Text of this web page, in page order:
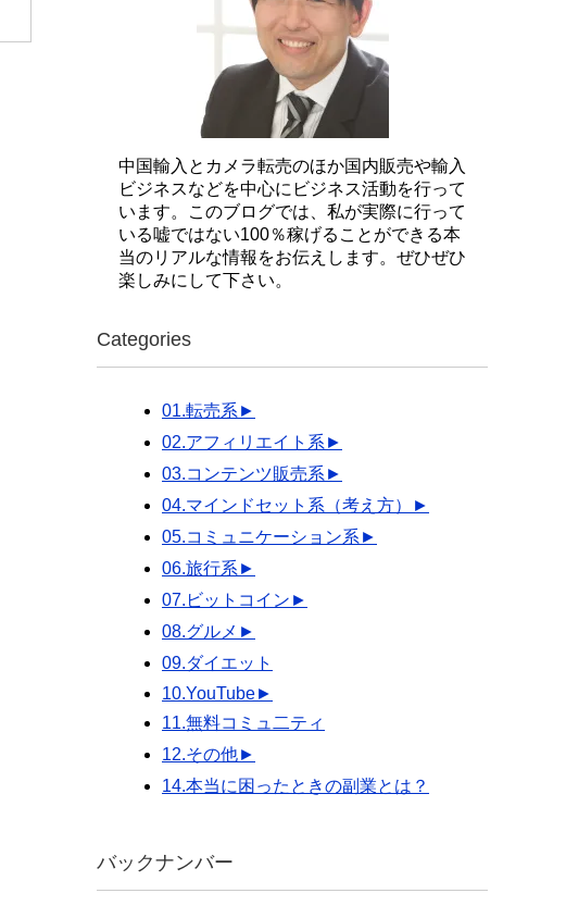
中国輸入とカメラ転売のほか国内販売や輸入
ビジネスなどを中心にビジネス活動を行って
います。このブログでは、私が実際に行って
いる嘘ではない100％稼げることができる本
当のリアルな情報をお伝えします。ぜひぜひ
楽しみにして下さい。
Categories
01.転売系 ►
02.アフィリエイト系 ►
03.コンテンツ販売系 ►
04.マインドセット系（考え方）
►
05.コミュニケーション系 ►
06.旅行系 ►
07.ビットコイン ►
08.グルメ ►
09.ダイエット
10.YouTube►
11.無料コミュ二ティ
12.その他►
14.本当に困ったときの副業とは？
バックナンバー